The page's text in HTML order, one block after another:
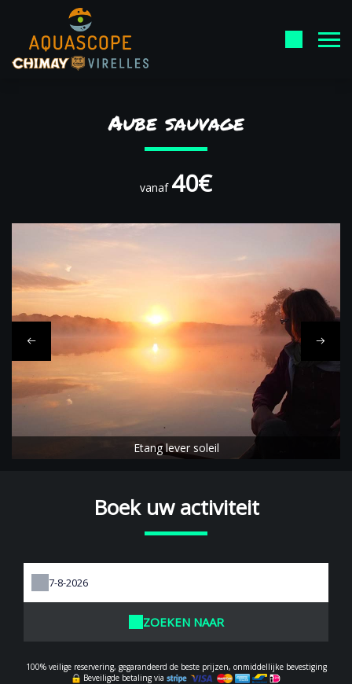
Aube sauvage
vanaf 40€
Etang lever soleil
Boek uw activiteit
ZOEKEN NAAR
100% veilige reservering, gegarandeerd de beste prijzen, onmiddellijke bevestiging
Beveiligde betaling via